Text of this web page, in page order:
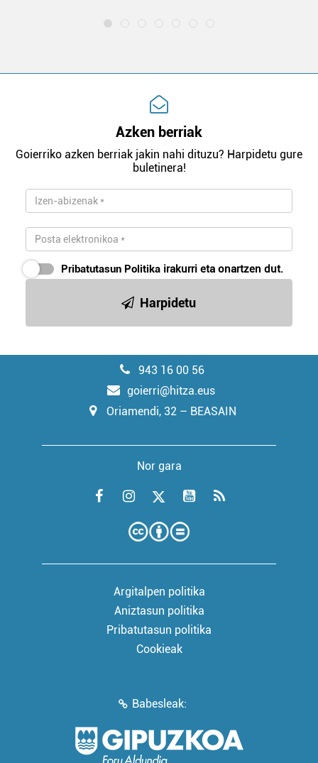
Azken berriak
Goierriko azken berriak jakin nahi dituzu? Harpidetu gure
buletinera!
Pribatutasun Politika irakurri eta onartzen dut.
Harpidetu
943 16 00 56
goierri@hitza.eus
Oriamendi, 32 – BEASAIN
Nor gara
Argitalpen politika
Aniztasun politika
Pribatutasun politika
Cookieak
Babesleak: